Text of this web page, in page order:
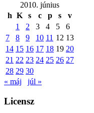
2010. június
h K s c p s
v
1
2 3 4 5
6
7
8 9 10 11 12 13
14 15 16 17 18 19 20
21 22 23 24 25 26 27
28 29 30
« máj
júl »
Licensz